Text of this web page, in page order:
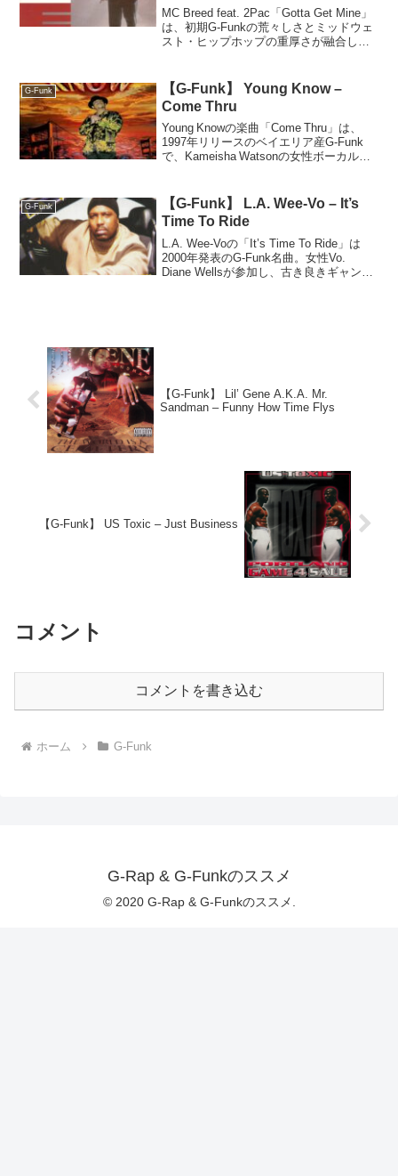
ック
MC Breed feat. 2Pac「Gotta Get Mine」
は、初期G-Funkの荒々しさとミッドウェ
スト・ヒップホップの重厚さが融合した
の魅力を詳しく分析します。
G-Funk
【G-Funk】 Young Know –
Come Thru
Young Knowの楽曲「Come Thru」は、
1997年リリースのベイエリア産G‑Funk
で、Kameisha Watsonの女性ボーカルが
曲。
G-Funk
【G-Funk】 L.A. Wee-Vo – It’s
Time To Ride
L.A. Wee-Voの「It’s Time To Ride」は
2000年発表のG-Funk名曲。女性Vo.
Diane Wellsが参加し、古き良きギャング
【G-Funk】 Lil’ Gene A.K.A. Mr.
Sandman – Funny How Time Flys
【G-Funk】 US Toxic – Just Business
コメント
コメントを書き込む
ホーム G-Funk
G-Rap & G-Funkのススメ
© 2020 G-Rap & G-Funkのススメ.